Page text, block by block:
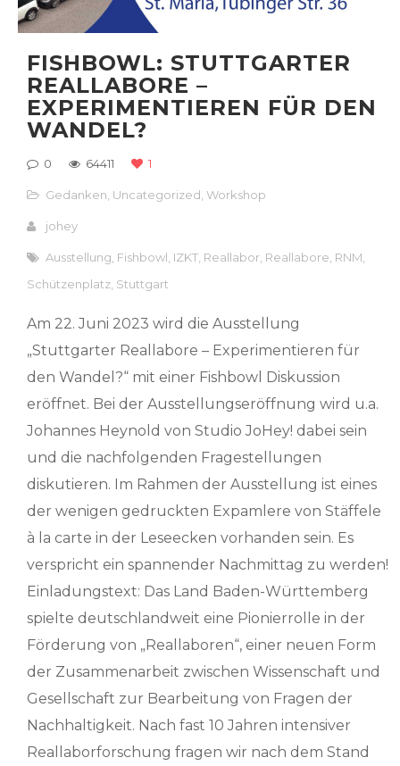
FISHBOWL: STUTTGARTER
REALLABORE –
EXPERIMENTIEREN FÜR DEN
WANDEL?
0 64411 1
Gedanken Uncategorized ,Workshop
johey
Ausstellung Fishbowl IZKT Reallabor Reallabore RNM
Schützenplatz Stuttgart
Am 22. Juni 2023 wird die Ausstellung
„Stuttgarter Reallabore – Experimentieren für
den Wandel?“ mit einer Fishbowl Diskussion
eröffnet. Bei der Ausstellungseröffnung wird u.a.
Johannes Heynold von Studio JoHey! dabei sein
und die nachfolgenden Fragestellungen
diskutieren. Im Rahmen der Ausstellung ist eines
der wenigen gedruckten Expamlere von Stäffele
à la carte in der Leseecken vorhanden sein. Es
verspricht ein spannender Nachmittag zu werden!
Einladungstext: Das Land Baden-Württemberg
spielte deutschlandweit eine Pionierrolle in der
Förderung von „Reallaboren“, einer neuen Form
der Zusammenarbeit zwischen Wissenschaft und
Gesellschaft zur Bearbeitung von Fragen der
Nachhaltigkeit. Nach fast 10 Jahren intensiver
Reallaborforschung fragen wir nach dem Stand